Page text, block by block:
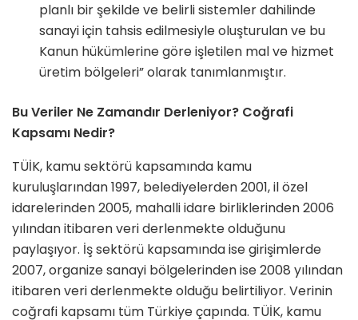
planlı bir şekilde ve belirli sistemler dahilinde
sanayi için tahsis edilmesiyle oluşturulan ve bu
Kanun hükümlerine göre işletilen mal ve hizmet
üretim bölgeleri” olarak tanımlanmıştır.
Bu Veriler Ne Zamandır Derleniyor? Coğrafi
Kapsamı Nedir?
TÜİK, kamu sektörü kapsamında kamu
kuruluşlarından 1997, belediyelerden 2001, il özel
idarelerinden 2005, mahalli idare birliklerinden 2006
yılından itibaren veri derlenmekte olduğunu
paylaşıyor. İş sektörü kapsamında ise girişimlerde
2007, organize sanayi bölgelerinden ise 2008 yılından
itibaren veri derlenmekte olduğu belirtiliyor. Verinin
coğrafi kapsamı tüm Türkiye çapında. TÜİK, kamu